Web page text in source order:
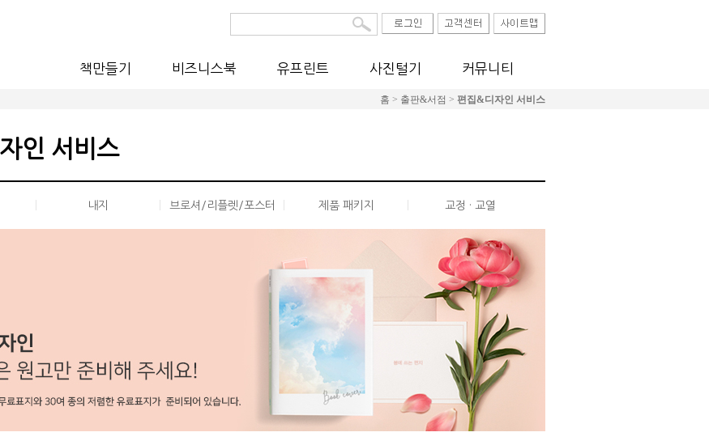
책만들기 비즈니스북 유프린트 사진털기 커뮤니티
홈 > 출판&서점 > 편집&디자인 서비스
인 서비스
내지 브로셔/리플렛/포스터 제품 패키지 교정 · 교열